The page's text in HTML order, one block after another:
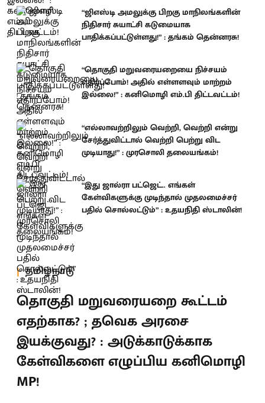
“ஜிஎஸ்டி அமலுக்கு பிறகு மாநிலங்களின்
நிதிசார் சுயாட்சி கடுமையாக
பாதிக்கப்பட்டுள்ளது!” : தங்கம் தென்னரசு!
“தொகுதி மறுவரையறையை நிச்சயம்
எதிர்ப்போம்! அதில் எள்ளளவும் மாற்றம்
இல்லை!” : கனிமொழி எம்.பி திட்டவட்டம்!
“எல்லாவற்றிலும் வெற்றி, வெற்றி என்று
சேர்த்துவிட்டால் வெற்றி பெற்று விட
முடியாது!” : முரசொலி தலையங்கம்!
“இது ஜால்ரா பட்ஜெட்.. எங்கள்
கேள்விகளுக்கு முடிந்தால் முதலமைச்சர்
பதில் சொல்லட்டும்” : உதயநிதி ஸ்டாலின்!
தமிழ்நாடு
தொகுதி மறுவரையறை கூட்டம்
எதற்காக? ; தவெக அரசை
இயக்குவது? : அடுக்காடுக்காக
கேள்விகளை எழுப்பிய கனிமொழி
MP!